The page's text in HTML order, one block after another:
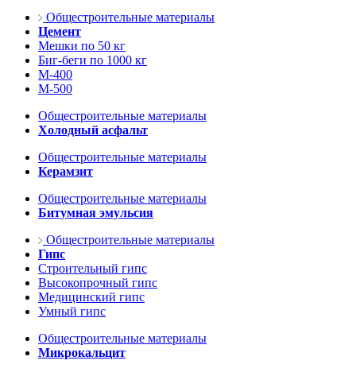
Общестроительные материалы
Цемент
Мешки по 50 кг
Биг-беги по 1000 кг
М-400
М-500
Общестроительные материалы
Холодный асфальт
Общестроительные материалы
Керамзит
Общестроительные материалы
Битумная эмульсия
Общестроительные материалы
Гипс
Строительный гипс
Высокопрочный гипс
Медицинский гипс
Умный гипс
Общестроительные материалы
Микрокальцит